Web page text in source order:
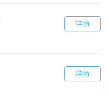
详情
详情